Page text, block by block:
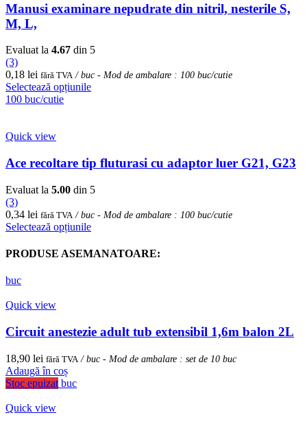
Manusi examinare nepudrate din nitril, nesterile S,
M, L,
Evaluat la 4.67 din 5
(3)
0,18 lei fără TVA/ buc - Mod de ambalare : 100 buc/cutie
Selectează opțiunileAcest
Opțiunile
pot
fi
alese
pagina
produsului.
100 buc/cutie
Quick view
Ace recoltare tip fluturasi cu adaptor luer G21, G23
Evaluat la 5.00 din 5
(3)
0,34 lei fără TVA / buc - Mod de ambalare : 100 buc/cutie
Selectează opțiunileAcest
are
alese
pagina
PRODUSE ASEMANATOARE:
buc
Quick view
Circuit anestezie adult tub extensibil 1,6m balon 2L
18,90 lei fără TVA / buc - Mod de ambalare : set de 10 buc
Adaugă în coș
Stoc epuizat buc
Quick view